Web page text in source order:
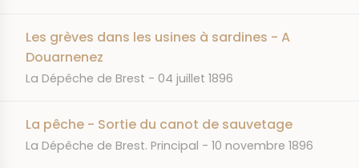
Les grèves dans les usines à sardines - A
Douarnenez
JOURNAL
La Dépêche de Brest DATE
04 juillet 1896
La pêche - Sortie du canot de sauvetage
JOURNAL
La Dépêche de Brest. Principal DATE
10 novembre 1896